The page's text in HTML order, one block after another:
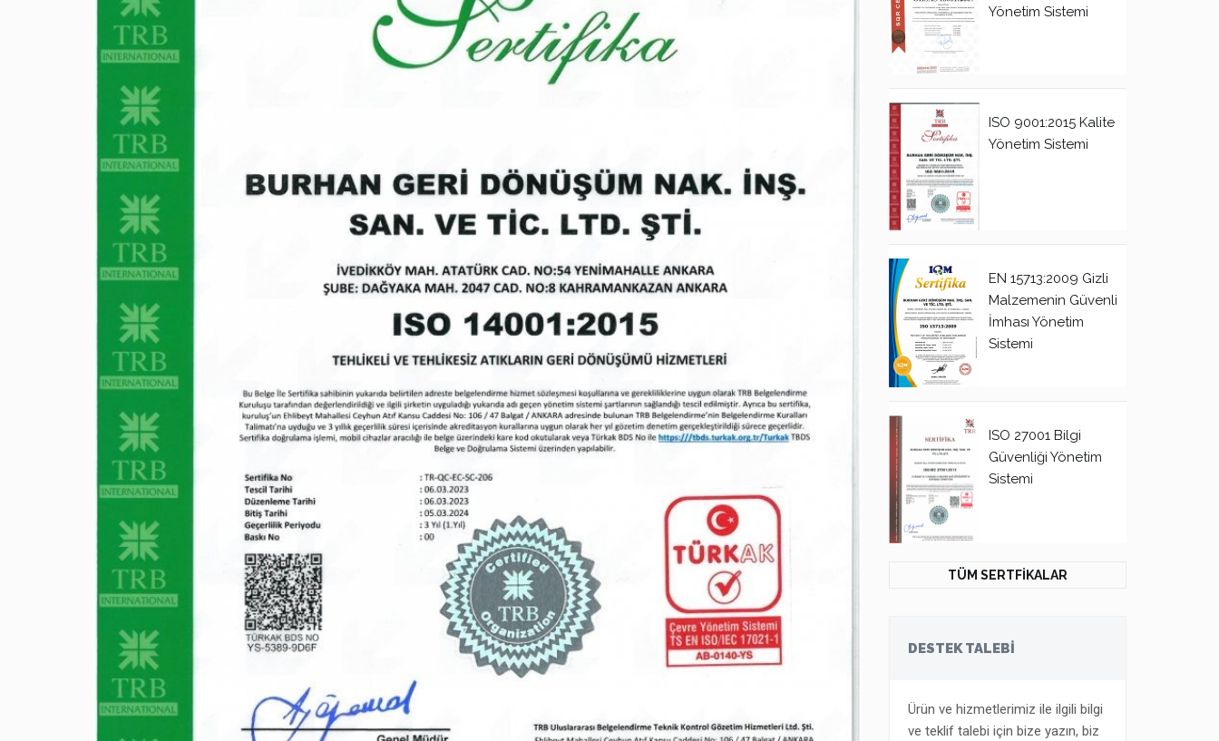
Yönetim Sistemi
ISO 9001:2015 Kalite
Yönetim Sistemi
EN 15713:2009 Gizli
Malzemenin Güvenli
İmhası Yönetim
Sistemi
ISO 27001 Bilgi
Güvenliği Yönetim
Sistemi
TÜM SERTFİKALAR
DESTEK TALEBİ
Ürün ve hizmetlerimiz ile ilgili bilgi
ve teklif talebi için bize yazın, biz